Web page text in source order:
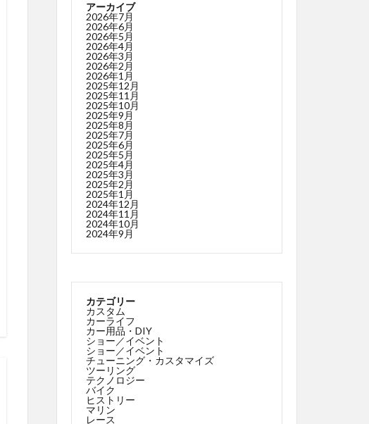
アーカイブ
2026年7月
2026年6月
2026年5月
2026年4月
2026年3月
2026年2月
2026年1月
2025年12月
2025年11月
2025年10月
2025年9月
2025年8月
2025年7月
2025年6月
2025年5月
2025年4月
2025年3月
2025年2月
2025年1月
2024年12月
2024年11月
2024年10月
2024年9月
カテゴリー
カスタム
カーライフ
カー用品・DIY
ショー／イベント
ショー／イベント
チューニング・カスタマイズ
ツーリング
テクノロジー
バイク
ヒストリー
マリン
レース